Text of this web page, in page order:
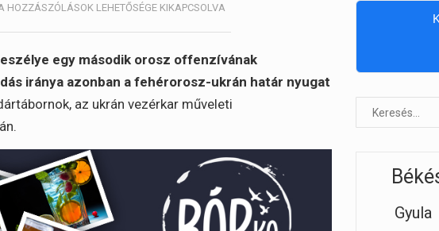
OFFENZÍVÁNAK
HOZZÁSZÓLÁSOK LEHETŐSÉGE KIKAPCSOLVA
egy második orosz offenzívának
iránya azonban a fehérorosz-ukrán határ nyugat
az ukrán vezérkar műveleti
Gyula